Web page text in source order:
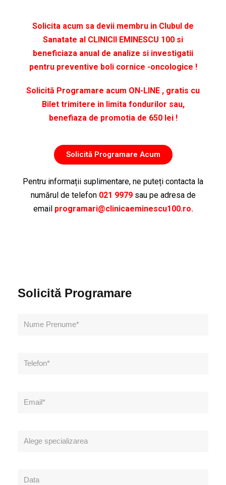
Solicita acum sa devii membru in Clubul de
Sanatate al CLINICII EMINESCU 100 si
beneficiaza anual de analize si investigatii
pentru preventive boli cornice -oncologice !
Solicită Programare acum ON-LINE , gratis cu
Bilet trimitere in limita fondurilor sau,
benefiaza de promotia de 650 lei !
Solicită Programare Acum
Pentru informații suplimentare, ne puteți contacta la
numărul de telefon 021 9979sau pe adresa de
email programari@clinicaeminescu100.ro.
Solicită Programare